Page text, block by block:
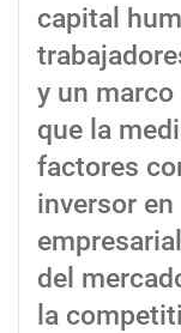
capital
y un
que la
factores
inversor
del
la